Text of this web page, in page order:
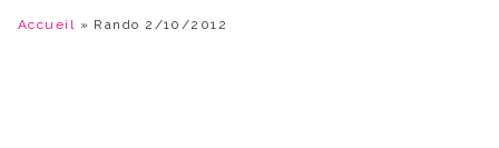
Accueil » Rando 2/10/2012